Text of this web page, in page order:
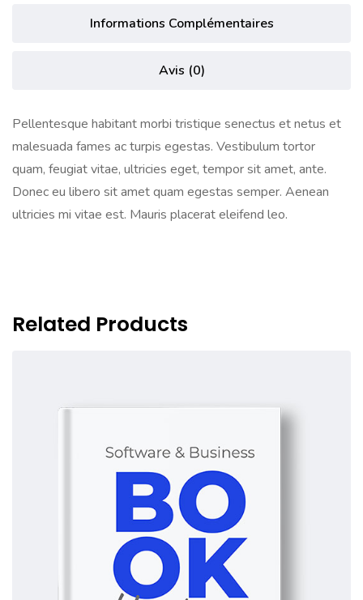
Informations Complémentaires
Avis (0)
Pellentesque habitant morbi tristique senectus et netus et
malesuada fames ac turpis egestas. Vestibulum tortor
quam, feugiat vitae, ultricies eget, tempor sit amet, ante.
Donec eu libero sit amet quam egestas semper. Aenean
ultricies mi vitae est. Mauris placerat eleifend leo.
Related Products